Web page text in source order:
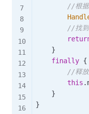
//根据
//找到
}
finally {
//释
this .
}
}